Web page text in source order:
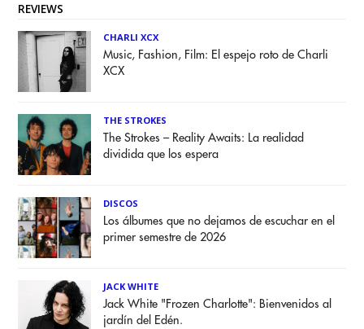
REVIEWS
CHARLI XCX
Music, Fashion, Film: El espejo roto de Charli
XCX
THE STROKES
The Strokes – Reality Awaits: La realidad
dividida que los espera
DISCOS
Los álbumes que no dejamos de escuchar en el
primer semestre de 2026
JACK WHITE
Jack White "Frozen Charlotte": Bienvenidos al
jardín del Edén.